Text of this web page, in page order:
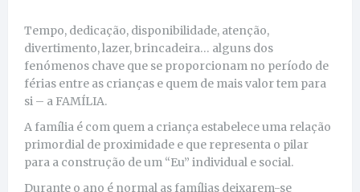
Tempo, dedicação, disponibilidade, atenção,
divertimento, lazer, brincadeira… alguns dos
fenómenos chave que se proporcionam no período de
férias entre as crianças e quem de mais valor tem para
si – a FAMÍLIA.
A família é com quem a criança estabelece uma relação
primordial de proximidade e que representa o pilar
para a construção de um “Eu” individual e social.
Durante o ano é normal as famílias deixarem-se